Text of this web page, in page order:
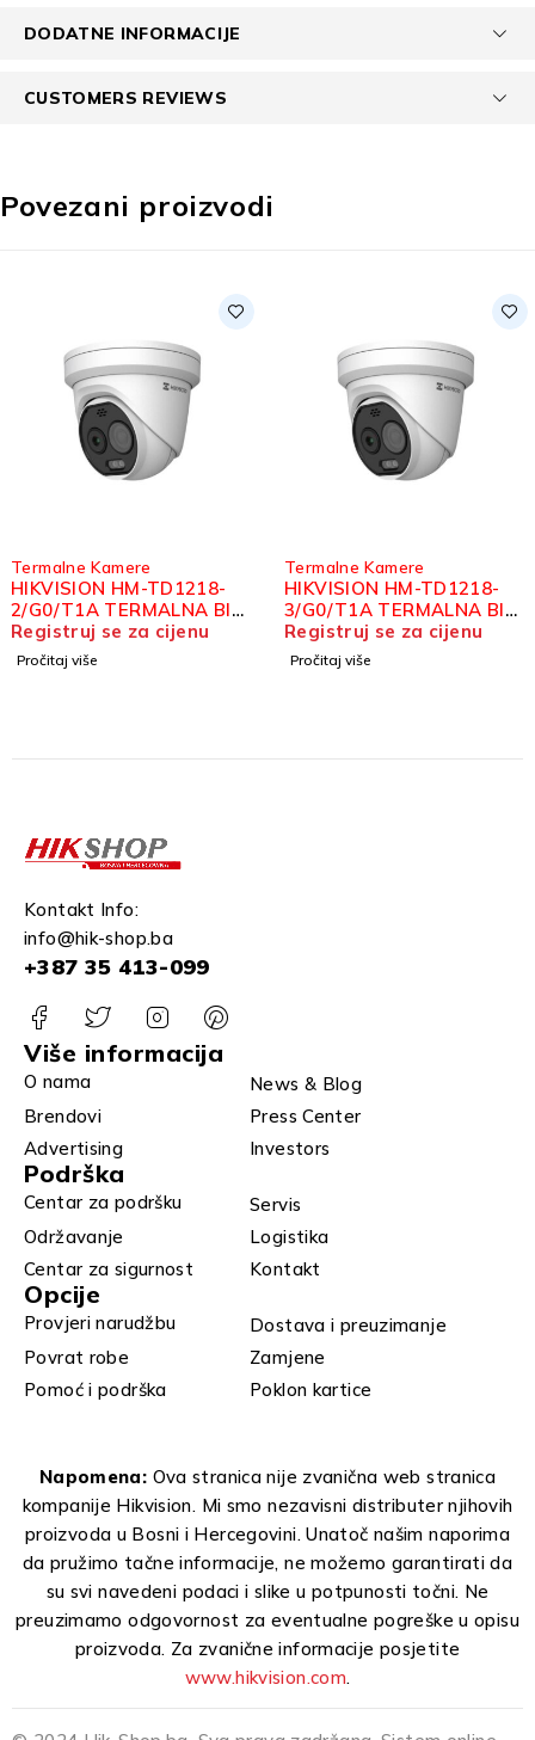
DODATNE INFORMACIJE
CUSTOMERS REVIEWS
Povezani proizvodi
BI-
Termalne Kamere
HIKVISION HM-TD1218-
3/G0/T1A TERMALNA BI-
SPECTRUM IP TURRET
KAMERA
Registruj se za cijenu
Pročitaj više
Termalne Kamere
HIKVISION DS-
7/S2 TERMALNA BI-
SPECTRUM IP
DOME KAMERA
Registruj se za
Pročitaj više
Kontakt Info:
info@hik-shop.ba
+387 35 413-099
Više informacija
O nama
News & Blog
Brendovi
Press Center
Advertising
Investors
Podrška
Centar za podršku
Servis
Održavanje
Logistika
Centar za sigurnost
Kontakt
Opcije
Provjeri narudžbu
Dostava i preuzimanje
Povrat robe
Zamjene
Pomoć i podrška
Poklon kartice
Napomena: Ova stranica nije zvanična web stranica
kompanije Hikvision. Mi smo nezavisni distributer njihovih
proizvoda u Bosni i Hercegovini. Unatoč našim naporima
da pružimo tačne informacije, ne možemo garantirati da
su svi navedeni podaci i slike u potpunosti točni. Ne
preuzimamo odgovornost za eventualne pogreške u opisu
proizvoda. Za zvanične informacije posjetite
www.hikvision.com.